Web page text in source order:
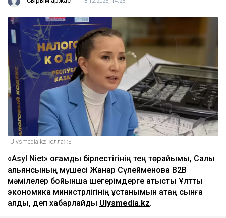
Ulysmedia.kz коллажы
«Asyl Niet» қоғамдық бірлестігінің тең төрайымы, Салық
альянсының мүшесі Жанар Сүлейменова B2B
мәмілелер бойынша шегерімдерге қатысты Ұлттық
экономика министрлігінің ұстанымын қатаң сынға
алды, деп хабарлайды Ulysmedia.kz.